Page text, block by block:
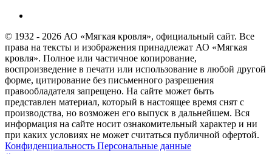
© 1932 - 2026 АО «Мягкая кровля», официальный сайт. Все
права на тексты и изображения принадлежат АО «Мягкая
кровля». Полное или частичное копирование,
воспроизведение в печати или использование в любой другой
форме, цитирование без письменного разрешения
правообладателя запрещено. На сайте может быть
представлен материал, который в настоящее время снят с
производства, но возможен его выпуск в дальнейшем. Вся
информация на сайте носит ознакомительный характер и ни
при каких условиях не может считаться публичной офертой.
Конфиденциальность Персональные данные